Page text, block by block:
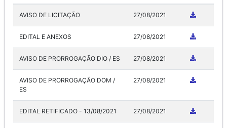
AVISO DE LICITAÇÃO 27/08/2021
EDITAL E ANEXOS 27/08/2021
AVISO DE PRORROGAÇÃO DIO / ES 27/08/2021
AVISO DE PRORROGAÇÃO DOM /
ES
27/08/2021
EDITAL RETIFICADO - 13/08/2021 27/08/2021